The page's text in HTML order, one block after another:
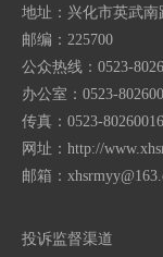
地址：兴化市英武南
邮编：225700
公众热线：0523-
办公室：0523-
传真：0523-80260016
网址：http://
邮箱：
投诉监督渠道